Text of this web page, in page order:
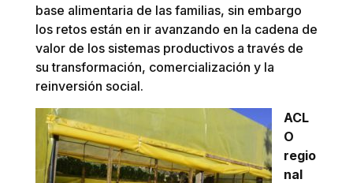
base alimentaria de las familias, sin embargo
los retos están en ir avanzando en la cadena de
valor de los sistemas productivos a través de
su transformación, comercialización y la
reinversión social.
ACL
O
regio
nal